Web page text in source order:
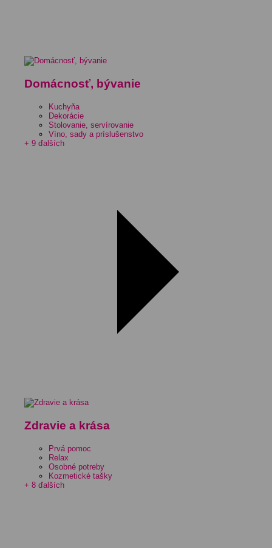
Domácnosť, bývanie
Kuchyňa
Dekorácie
Stolovanie, servírovanie
Víno, sady a príslušenstvo
+ 9 ďalších
Zdravie a krása
Prvá pomoc
Relax
Osobné potreby
Kozmetické tašky
+ 8 ďalších